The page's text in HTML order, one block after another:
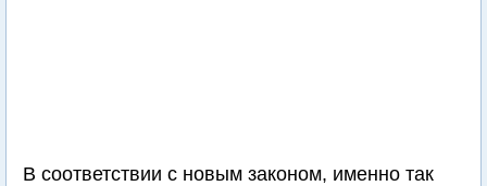
В соответствии с новым законом, именно так